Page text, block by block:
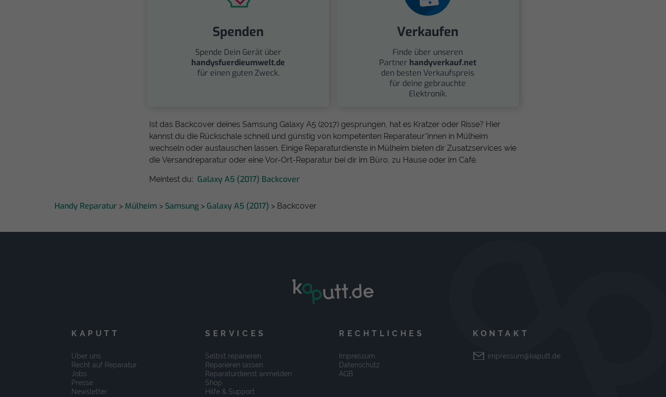
Spenden
Spende Dein Gerät über
handysfuerdieumwelt.de
für einen guten Zweck.
Verkaufen
Finde über unseren
Partner handyverkauf.net
den besten Verkaufspreis
für deine gebrauchte
Elektronik.
Ist das Backcover deines Samsung Galaxy A5 (2017) gesprungen, hat es Kratzer oder Risse? Hier
kannst du die Rückschale schnell und günstig von kompetenten Reparateur*innen in Mülheim
wechseln oder austauschen lassen. Einige Reparaturdienste in Mülheim bieten dir Zusatzservices wie
die Versandreparatur oder eine Vor-Ort-Reparatur bei dir im Büro, zu Hause oder im Café.
Meintest du: Galaxy A5 (2017) Backcover
Handy Reparatur > Mülheim > Samsung > Galaxy A5 (2017) > Backcover
KAPUTT
Über uns
Recht auf Reparatur
Jobs
Presse
Newsletter
SERVICES
Selbst reparieren
Reparieren lassen
Reparaturdienst anmelden
Shop
Hilfe & Support
RECHTLICHES
Impressum
Datenschutz
AGB
KONTAKT
impressum@kaputt.de